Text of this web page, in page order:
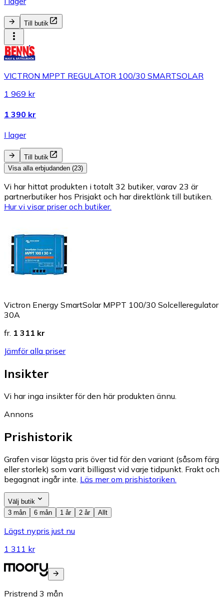
Till butik
VICTRON MPPT REGULATOR 100/30 SMARTSOLAR
1 969 kr
1 390 kr
I lager
Till butik
Visa alla erbjudanden (23)
Vi har hittat produkten i totalt 32 butiker, varav 23 är
partnerbutiker hos Prisjakt och har direktlänk till butiken.
Hur vi visar priser och butiker.
Victron Energy SmartSolar MPPT 100/30 Solcelleregulator
30A
fr. 1 311 kr
Jämför alla priser
Insikter
Vi har inga insikter för den här produkten ännu.
Annons
Prishistorik
Grafen visar lägsta pris över tid för den variant (såsom färg
eller storlek) som varit billigast vid varje tidpunkt. Frakt och
begagnat ingår inte. Läs mer om prishistoriken.
Välj butik
3 mån
6 mån 1 år 2 år Allt
Lägst nypris just nu
1 311 kr
Pristrend 3 mån